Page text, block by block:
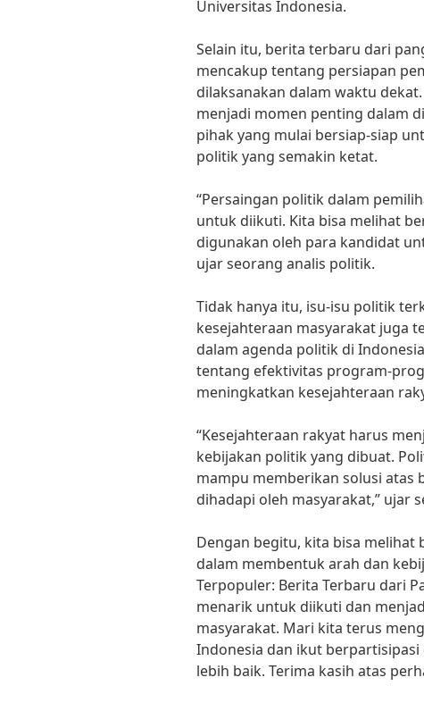
Universitas Indonesia.
Selain itu, berita terbaru dari
mencakup tentang persiapan
dilaksanakan dalam waktu
menjadi momen penting dalam
pihak yang mulai bersiap-siap
politik yang semakin ketat.
“Persaingan politik dalam
untuk diikuti. Kita bisa melihat
digunakan oleh para kandidat
ujar seorang analis politik.
Tidak hanya itu, isu-isu politik
kesejahteraan masyarakat juga
dalam agenda politik di
tentang efektivitas program-
meningkatkan kesejahteraan
“Kesejahteraan rakyat harus
kebijakan politik yang dibuat.
mampu memberikan solusi atas
dihadapi oleh masyarakat,” ujar
Dengan begitu, kita bisa
dalam membentuk arah dan
Terpopuler: Berita Terbaru dari
menarik untuk diikuti dan
masyarakat. Mari kita terus
Indonesia dan ikut
lebih baik. Terima kasih atas